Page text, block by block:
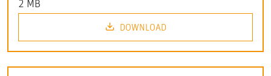
2 MB
DOWNLOAD